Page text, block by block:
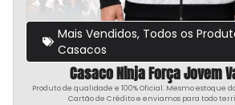
Mais Vendidos, Todos os
Casacos
Casaco Ninja Força Jovem
Produto de qualidade e 100% Oficial. Mesmo estoque
Cartão de Crédito e enviamos para todo